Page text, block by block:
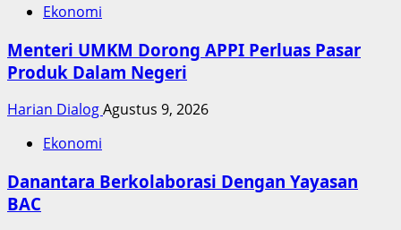
Ekonomi
Menteri UMKM Dorong APPI Perluas Pasar
Produk Dalam Negeri
Harian DialogAgustus 9, 2026
Ekonomi
Danantara Berkolaborasi Dengan Yayasan
BAC